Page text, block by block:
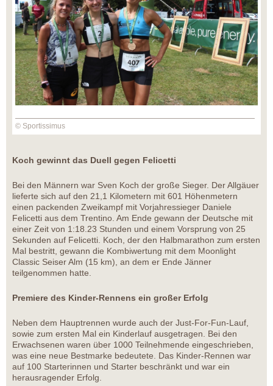
© Sportissimus
Koch gewinnt das Duell gegen Felicetti
Bei den Männern war Sven Koch der große Sieger. Der Allgäuer
lieferte sich auf den 21,1 Kilometern mit 601 Höhenmetern
einen packenden Zweikampf mit Vorjahressieger Daniele
Felicetti aus dem Trentino. Am Ende gewann der Deutsche mit
einer Zeit von 1:18.23 Stunden und einem Vorsprung von 25
Sekunden auf Felicetti. Koch, der den Halbmarathon zum ersten
Mal bestritt, gewann die Kombiwertung mit dem Moonlight
Classic Seiser Alm (15 km), an dem er Ende Jänner
teilgenommen hatte.
Premiere des Kinder-Rennens ein großer Erfolg
Neben dem Hauptrennen wurde auch der Just-For-Fun-Lauf,
sowie zum ersten Mal ein Kinderlauf ausgetragen. Bei den
Erwachsenen waren über 1000 Teilnehmende eingeschrieben,
was eine neue Bestmarke bedeutete. Das Kinder-Rennen war
auf 100 Starterinnen und Starter beschränkt und war ein
herausragender Erfolg.